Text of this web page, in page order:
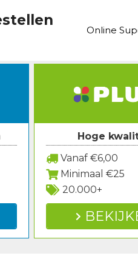
Online
Hoge
Vanaf €6,00
Minimaal €25
20.000+